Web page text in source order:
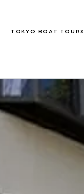
TOKYO BOAT TOURS